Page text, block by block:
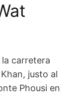
carretera
justo al
Phousi en